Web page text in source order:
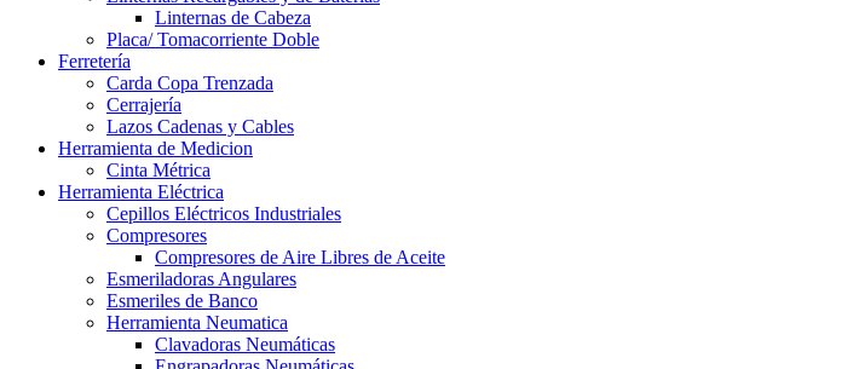
Linternas de Cabeza
Placa/ Tomacorriente Doble
Ferretería
Carda Copa Trenzada
Cerrajería
Lazos Cadenas y Cables
Herramienta de Medicion
Cinta Métrica
Herramienta Eléctrica
Cepillos Eléctricos Industriales
Compresores
Compresores de Aire Libres de Aceite
Esmeriladoras Angulares
Esmeriles de Banco
Herramienta Neumatica
Clavadoras Neumáticas